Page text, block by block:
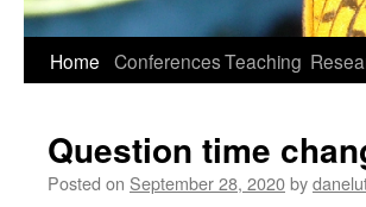
Skip
content
Home ConferencesTeaching
Question time
Posted on September 28, 2020by